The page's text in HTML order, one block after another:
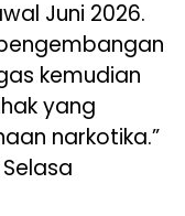
Juni 2026.
kemudian
yang
narkotika.”